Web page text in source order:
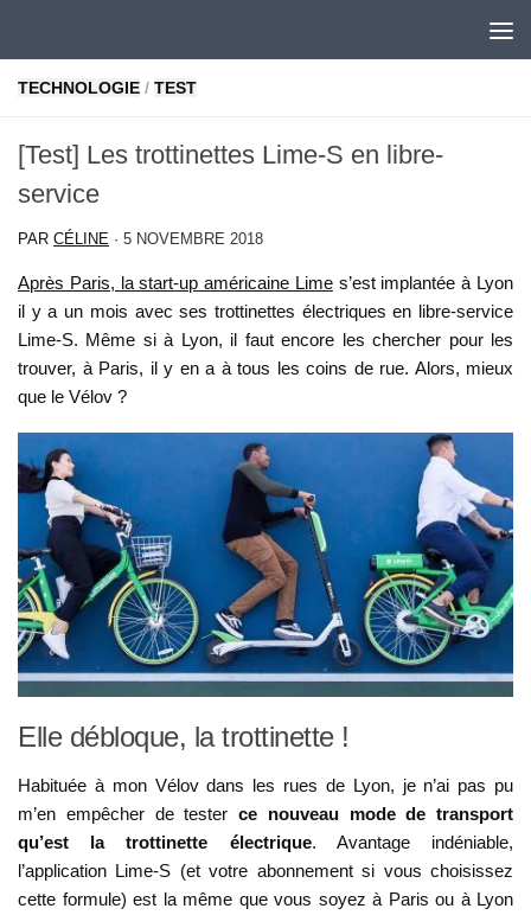
TECHNOLOGIE / TEST
[Test] Les trottinettes Lime-S en libre-
service
PAR CÉLINE · 5 NOVEMBRE 2018
Après Paris, la start-up américaine Limes’est implantée à Lyon
il y a un mois avec ses trottinettes électriques en libre-service
Lime-S. Même si à Lyon, il faut encore les chercher pour les
trouver, à Paris, il y en a à tous les coins de rue. Alors, mieux
que le Vélov ?
Elle débloque, la trottinette !
Habituée à mon Vélov dans les rues de Lyon, je n’ai pas pu
m’en empêcher de tester ce nouveau mode de transport
qu’est la trottinette électrique. Avantage indéniable,
l’application Lime-S (et votre abonnement si vous choisissez
cette formule) est la même que vous soyez à Paris ou à Lyon